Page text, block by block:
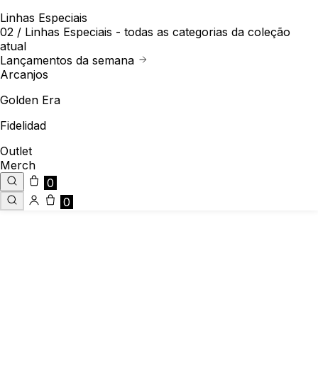
Linhas Especiais
02 / Linhas Especiais - todas as categorias da coleção
atual
Lançamentos da semana
Arcanjos
Golden Era
Fidelidad
Outlet
Merch
0
0